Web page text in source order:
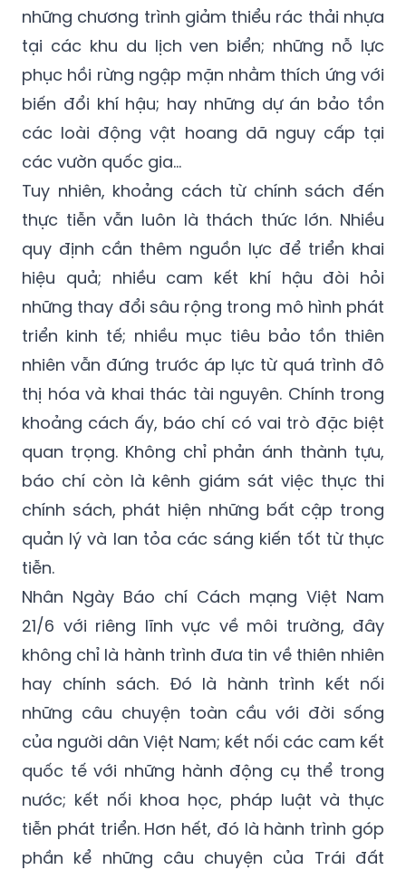
những chương trình giảm thiểu rác thải nhựa
tại các khu du lịch ven biển; những nỗ lực
phục hồi rừng ngập mặn nhằm thích ứng với
biến đổi khí hậu; hay những dự án bảo tồn
các loài động vật hoang dã nguy cấp tại
các vườn quốc gia…
Tuy nhiên, khoảng cách từ chính sách đến
thực tiễn vẫn luôn là thách thức lớn. Nhiều
quy định cần thêm nguồn lực để triển khai
hiệu quả; nhiều cam kết khí hậu đòi hỏi
những thay đổi sâu rộng trong mô hình phát
triển kinh tế; nhiều mục tiêu bảo tồn thiên
nhiên vẫn đứng trước áp lực từ quá trình đô
thị hóa và khai thác tài nguyên. Chính trong
khoảng cách ấy, báo chí có vai trò đặc biệt
quan trọng. Không chỉ phản ánh thành tựu,
báo chí còn là kênh giám sát việc thực thi
chính sách, phát hiện những bất cập trong
quản lý và lan tỏa các sáng kiến tốt từ thực
tiễn.
Nhân Ngày Báo chí Cách mạng Việt Nam
21/6 với riêng lĩnh vực về môi trường, đây
không chỉ là hành trình đưa tin về thiên nhiên
hay chính sách. Đó là hành trình kết nối
những câu chuyện toàn cầu với đời sống
của người dân Việt Nam; kết nối các cam kết
quốc tế với những hành động cụ thể trong
nước; kết nối khoa học, pháp luật và thực
tiễn phát triển. Hơn hết, đó là hành trình góp
phần kể những câu chuyện của Trái đất